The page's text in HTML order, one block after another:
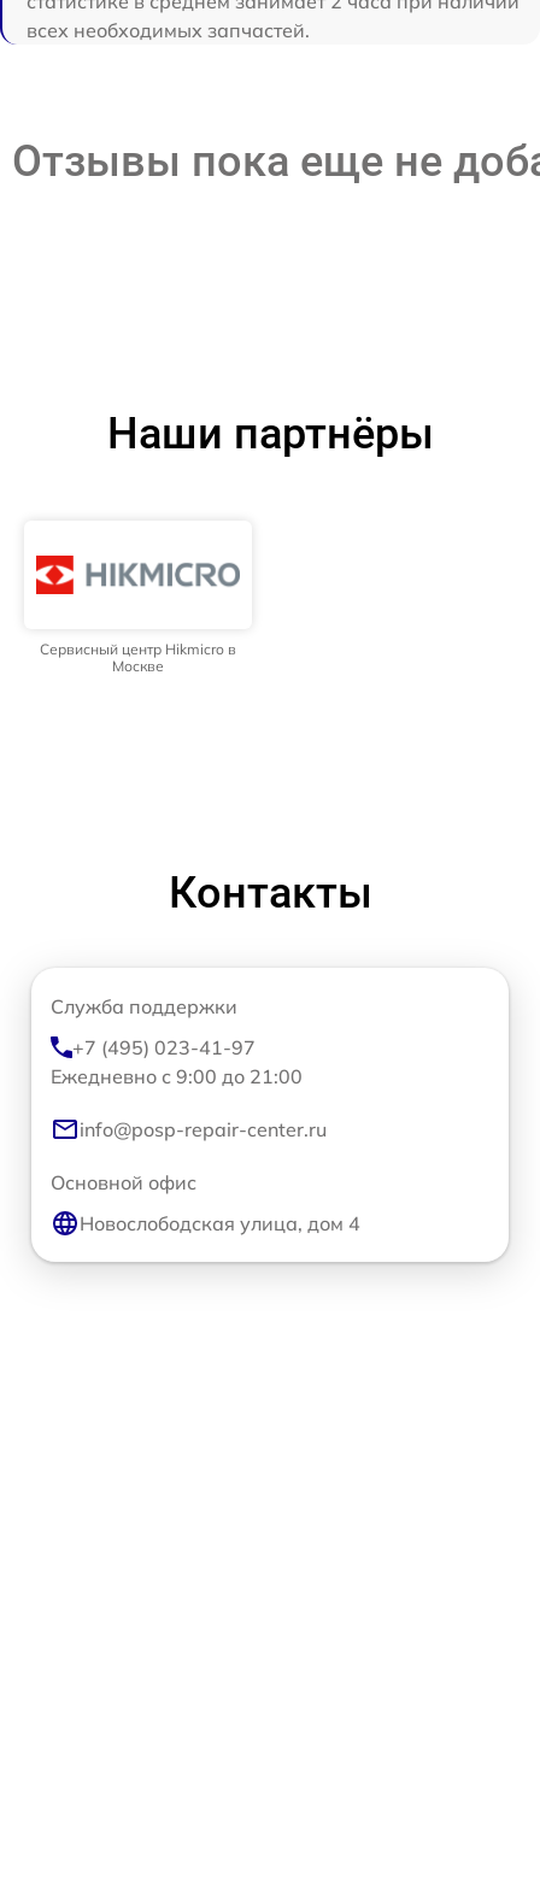
всех необходимых запчастей.
Отзывы пока еще не
Наши партнёры
Сервисный центр Hikmicro в
Москве
Контакты
Служба поддержки
+7 (495) 023-41-97
Ежедневно с 9:00 до 21:00
info@posp-repair-center.ru
Основной офис
Новослободская улица, дом 4